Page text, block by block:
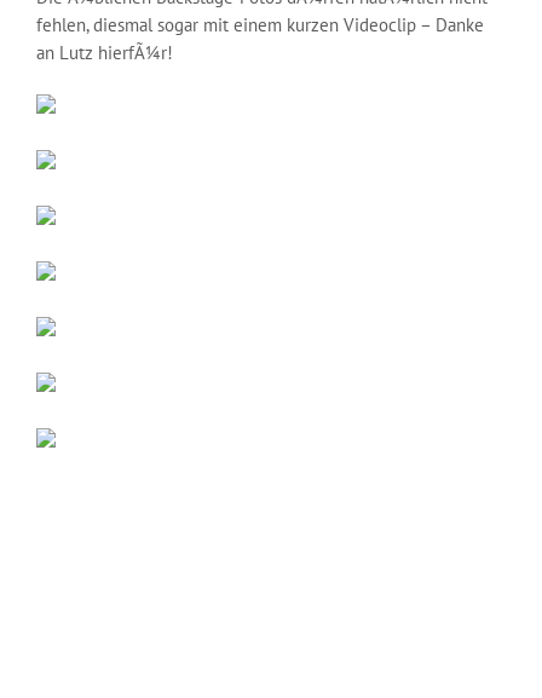
fehlen, diesmal sogar mit einem kurzen Videoclip – Danke
an Lutz hierfÃ¼r!